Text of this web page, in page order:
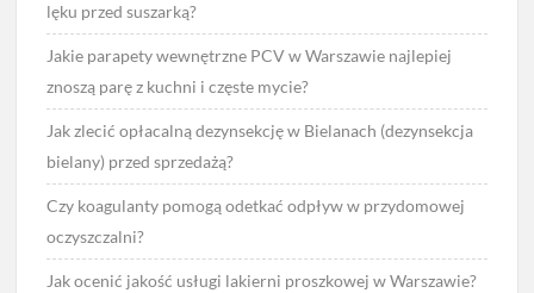
lęku przed suszarką?
Jakie parapety wewnętrzne PCV w Warszawie najlepiej
znoszą parę z kuchni i częste mycie?
Jak zlecić opłacalną dezynsekcję w Bielanach (dezynsekcja
bielany) przed sprzedażą?
Czy koagulanty pomogą odetkać odpływ w przydomowej
oczyszczalni?
Jak ocenić jakość usługi lakierni proszkowej w Warszawie?